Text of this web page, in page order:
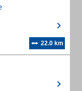
22.0 km